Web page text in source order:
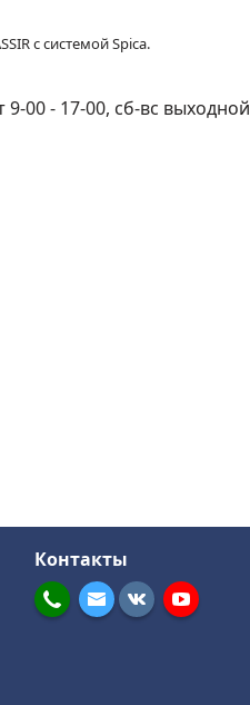
с системой Spica.
9-00 - 17-00, сб-вс выходной
Контакты